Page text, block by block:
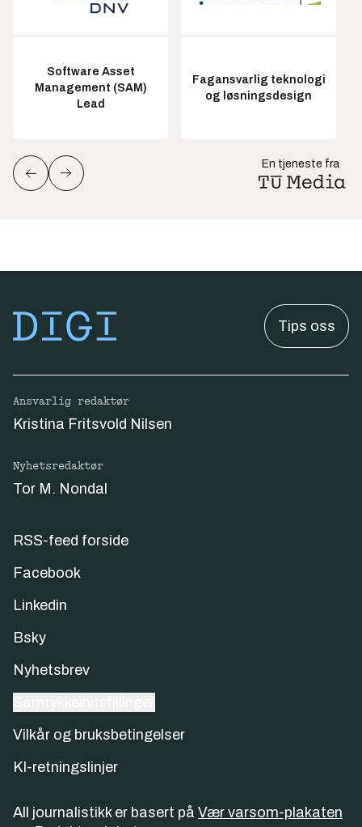
Software Asset
Management (SAM)
Lead
Fagansvarlig teknologi
og løsningsdesign
En tjeneste fra
Tips oss
Ansvarlig redaktør
Kristina Fritsvold Nilsen
Nyhetsredaktør
Tor M. Nondal
RSS-feed forside
Facebook
Linkedin
Bsky
Nyhetsbrev
Vilkår og bruksbetingelser
KI-retningslinjer
All journalistikk er basert på Vær varsom-plakaten